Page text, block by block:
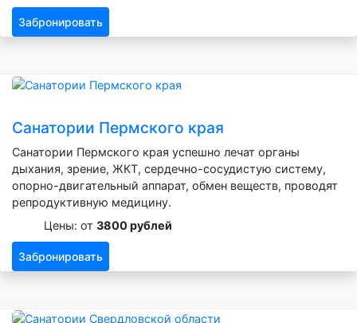
Забронировать
Санатории Пермского края
Санатории Пермского края успешно лечат органы
дыхания, зрение, ЖКТ, сердечно-сосудистую систему,
опорно-двигательный аппарат, обмен веществ, проводят
репродуктивную медицину.
Цены: от 3800 рублей
Забронировать